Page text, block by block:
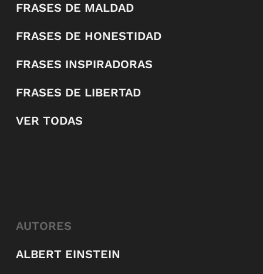
FRASES DE MALDAD
FRASES DE HONESTIDAD
FRASES INSPIRADORAS
FRASES DE LIBERTAD
VER TODAS
AUTORES
ALBERT EINSTEIN